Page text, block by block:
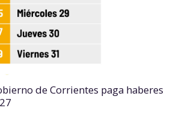
de Corrientes paga haberes